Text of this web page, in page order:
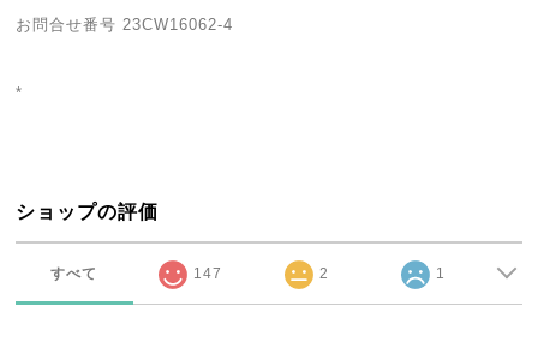
お問合せ番号 23CW16062-4
*
ショップの評価
すべて 147 2 1